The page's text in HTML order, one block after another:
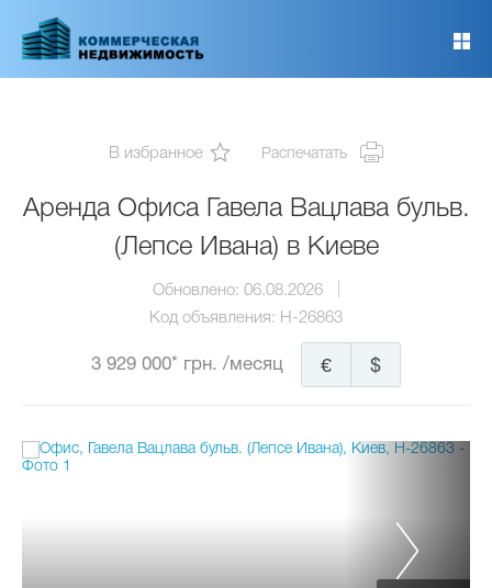
основному
В избранное Распечатать
Аренда Офиса Гавела Вацлава бульв.
(Лепсе Ивана) в Киеве
Обновлено: 06.08.2026
Код объявления: H-26863
3 929 000* грн. /месяц $
€